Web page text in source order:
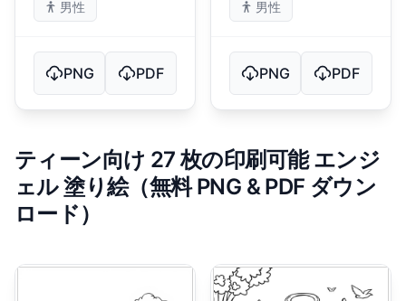
男性
PNG PDF
男性
PNG PDF
ティーン向け 27 枚の印刷可能 エンジ
ェル 塗り絵（無料 PNG & PDF ダウン
ロード）